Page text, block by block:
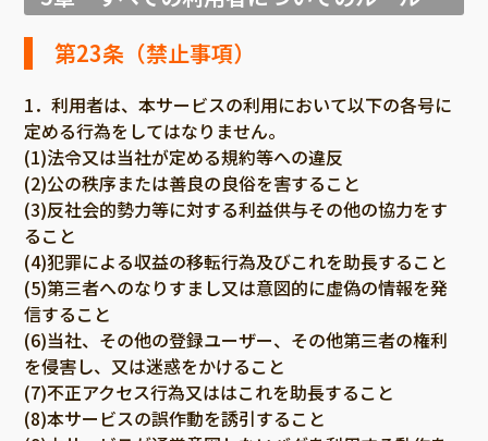
第23条（禁止事項）
1．利用者は、本サービスの利用において以下の各号に
定める行為をしてはなりません。
(1)法令又は当社が定める規約等への違反
(2)公の秩序または善良の良俗を害すること
(3)反社会的勢力等に対する利益供与その他の協力をす
ること
(4)犯罪による収益の移転行為及びこれを助長すること
(5)第三者へのなりすまし又は意図的に虚偽の情報を発
信すること
(6)当社、その他の登録ユーザー、その他第三者の権利
を侵害し、又は迷惑をかけること
(7)不正アクセス行為又ははこれを助長すること
(8)本サービスの誤作動を誘引すること